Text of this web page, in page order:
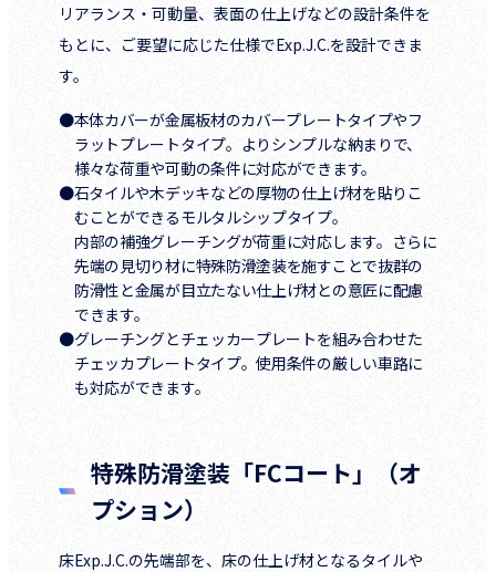
リアランス・可動量、表面の仕上げなどの設計条件を
もとに、ご要望に応じた仕様でExp.J.C.を設計できま
す。
●本体カバーが金属板材のカバープレートタイプやフ
ラットプレートタイプ。よりシンプルな納まりで、
様々な荷重や可動の条件に対応ができます。
●石タイルや木デッキなどの厚物の仕上げ材を貼りこ
むことができるモルタルシップタイプ。
内部の補強グレーチングが荷重に対応します。さらに
先端の見切り材に特殊防滑塗装を施すことで抜群の
防滑性と金属が目立たない仕上げ材との意匠に配慮
できます。
●グレーチングとチェッカープレートを組み合わせた
チェッカプレートタイプ。使用条件の厳しい車路に
も対応ができます。
特殊防滑塗装「FCコート」（オ
プション）
床Exp.J.C.の先端部を、床の仕上げ材となるタイルや